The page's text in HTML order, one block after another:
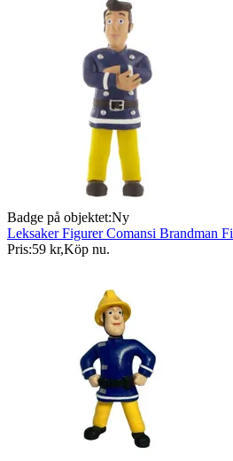
Badge på objektet:Ny
Leksaker Figurer Comansi Brandman
Pris:59 kr,Köp nu.